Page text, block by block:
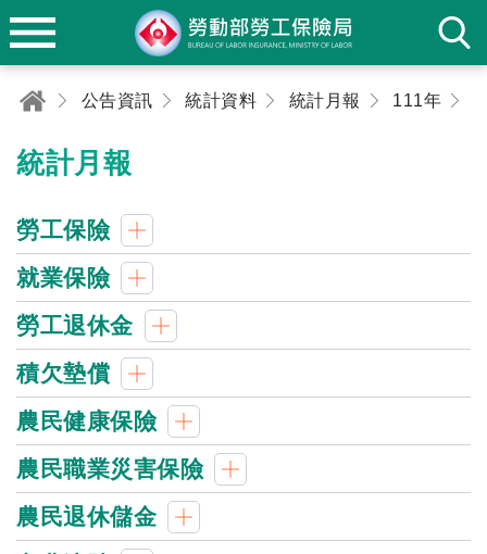
公告資訊 統計資料 統計月報 111年
統計月報
勞工保險
就業保險
勞工退休金
積欠墊償
農民健康保險
農民職業災害保險
農民退休儲金